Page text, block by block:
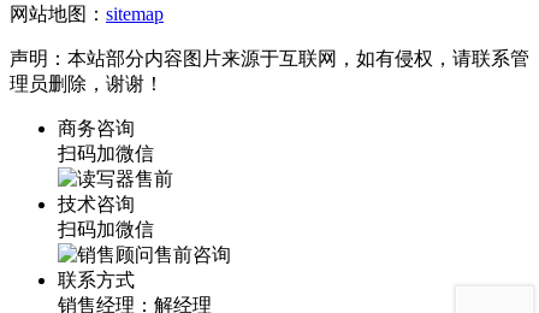
网站地图： sitemap
声明：本站部分内容图片来源于互联网，如有侵权，请联系管
理员删除，谢谢！
商务咨询
扫码加微信
技术咨询
扫码加微信
联系方式
销售经理：解经理